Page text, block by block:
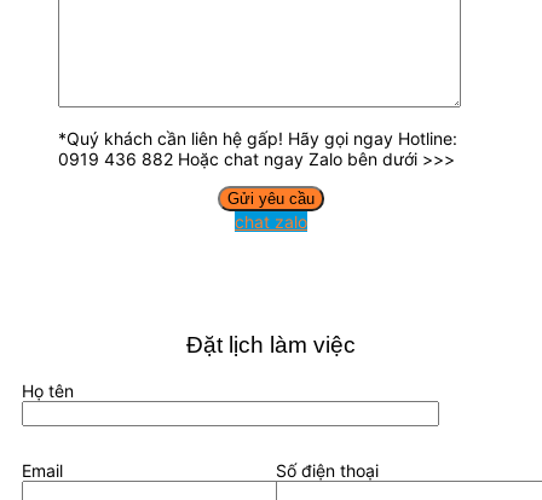
*Quý khách cần liên hệ gấp! Hãy gọi ngay Hotline:
0919 436 882 Hoặc chat ngay Zalo bên dưới >>>
chat zalo
Đặt lịch làm việc
Họ tên
Email Số điện thoại